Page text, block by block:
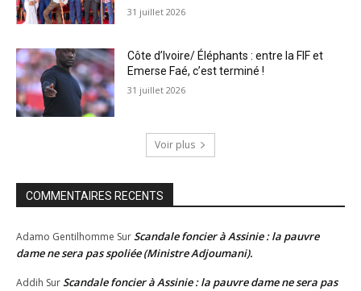
31 juillet 2026
Côte d’Ivoire/ Éléphants : entre la FIF et
Emerse Faé, c’est terminé !
31 juillet 2026
Voir plus
COMMENTAIRES RECENTS
Adamo Gentilhomme SurScandale foncier à Assinie : la pauvre
dame ne sera pas spoliée (Ministre Adjoumani).
Addih SurScandale foncier à Assinie : la pauvre dame ne sera pas